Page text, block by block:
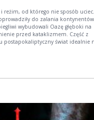
reżim, od którego nie sposób
do zalania
Oazę głęboki na
przed kataklizmem. Część z
postapokaliptyczny świat idealnie